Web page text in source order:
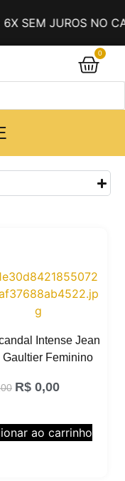
SEM JUROS NO
0
Intense Jean
Gaultier Feminino
R$ 0,00
ao carrinho